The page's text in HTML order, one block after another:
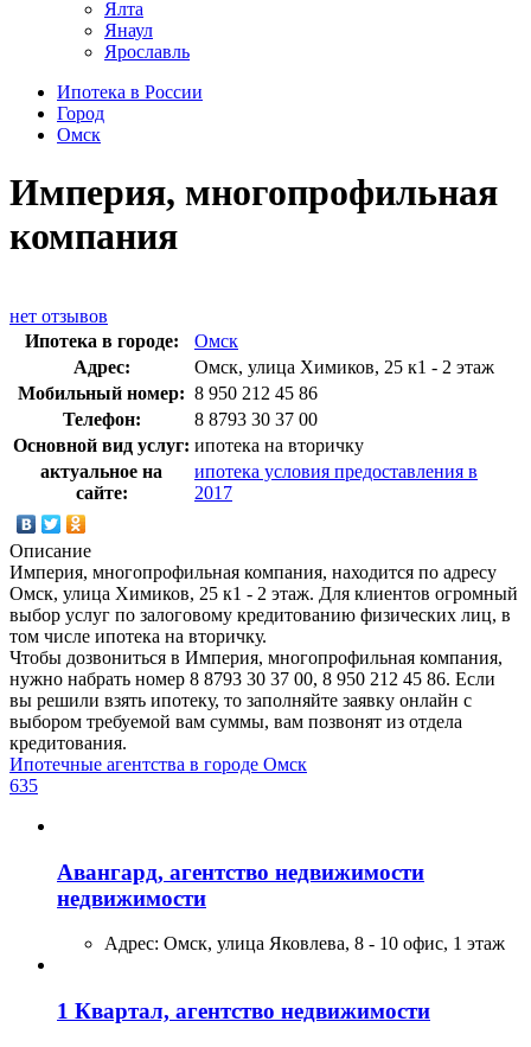
Ялта
Янаул
Ярославль
Ипотека в России
Город
Омск
Империя, многопрофильная
компания
нет отзывов
Ипотека в городе:
Омск
Адрес:
Омск, улица Химиков, 25 к1 - 2 этаж
Мобильный номер: 8 950 212 45 86
Телефон:
8 8793 30 37 00
Основной вид услуг: ипотека на вторичку
актуальное на
сайте:
ипотека условия предоставления в
2017
Описание
Империя, многопрофильная компания, находится по адресу
Омск, улица Химиков, 25 к1 - 2 этаж. Для клиентов огромный
выбор услуг по залоговому кредитованию физических лиц, в
том числе ипотека на вторичку.
Чтобы дозвониться в Империя, многопрофильная компания,
нужно набрать номер 8 8793 30 37 00, 8 950 212 45 86. Если
вы решили взять ипотеку, то заполняйте заявку онлайн с
выбором требуемой вам суммы, вам позвонят из отдела
кредитования.
Ипотечные агентства в городе Омск
635
Авангард, агентство недвижимости
недвижимости
Адрес: Омск, улица Яковлева, 8 - 10 офис, 1 этаж
1 Квартал, агентство недвижимости